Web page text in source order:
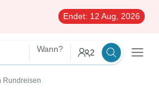
Endet: 12 Aug, 2026
Wann? 2
Rundreisen